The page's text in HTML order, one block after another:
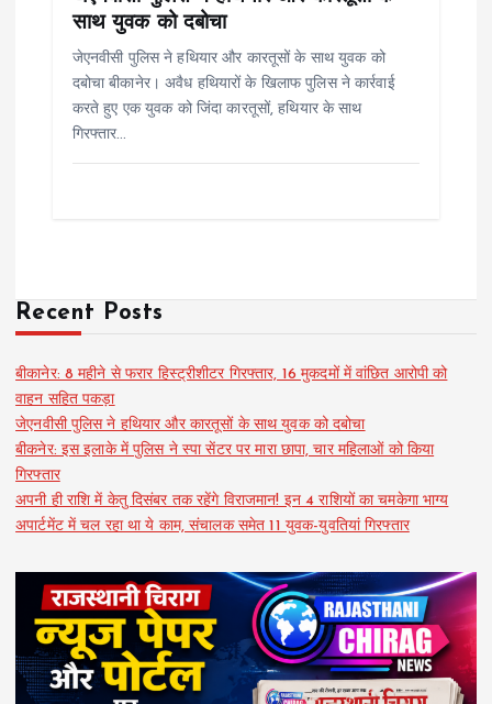
साथ युवक को दबोचा
जेएनवीसी पुलिस ने हथियार और कारतूसों के साथ युवक को
दबोचा बीकानेर। अवैध हथियारों के खिलाफ पुलिस ने कार्रवाई
करते हुए एक युवक को जिंदा कारतूसों, हथियार के साथ
गिरफ्तार…
Recent Posts
बीकानेर: 8 महीने से फरार हिस्ट्रीशीटर गिरफ्तार, 16 मुकदमों में वांछित आरोपी को
वाहन सहित पकड़ा
जेएनवीसी पुलिस ने हथियार और कारतूसों के साथ युवक को दबोचा
बीकनेर: इस इलाके में पुलिस ने स्पा सेंटर पर मारा छापा, चार महिलाओं को किया
गिरफ्तार
अपनी ही राशि में केतु दिसंबर तक रहेंगे विराजमान! इन 4 राशियों का चमकेगा भाग्य
अपार्टमेंट में चल रहा था ये काम, संचालक समेत 11 युवक-युवतियां गिरफ्तार